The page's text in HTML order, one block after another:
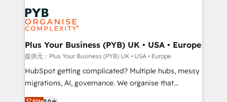
services are offered in both English & French.
Zoho, Pardot, Marketo, Microsoft Dynamics, Wix,
WordPress and legacy CRMs, turning fragmented
systems into unified, growth-ready HubSpot
architectures that accelerate revenue operations and
performance. - Multi-object CRM migration, cleanup,
and implementation. - Pre-built and custom
integrations across your full tech stack. - Custom
Plus Your Business (PYB) UK • USA • Europe
提供元：Plus Your Business (PYB) UK • USA • Europe
HubSpot getting complicated? Multiple hubs, messy
migrations, AI, governance. We organise that
complexity, so your team can put HubSpot to work...